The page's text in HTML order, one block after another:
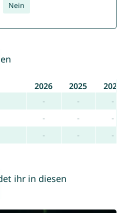
Nein
2026 2025
- -
-
- -
-
- - -
ihr in diesen